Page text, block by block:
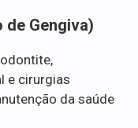
de Gengiva)
e cirurgias
da saúde